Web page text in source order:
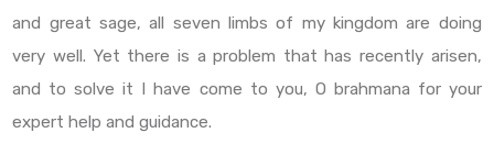
and great sage, all seven limbs of my kingdom are doing
very well. Yet there is a problem that has recently arisen,
and to solve it I have come to you, O brahmana for your
expert help and guidance.